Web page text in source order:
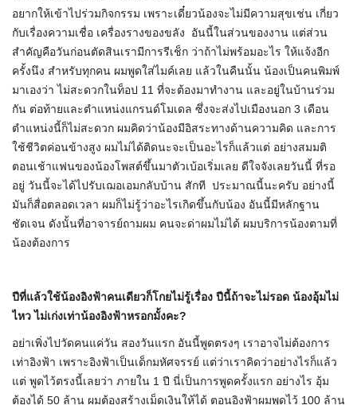
อยากให้เข้าไปร่วมกิจกรรม เพราะเดี๋ยวน้องจะไม่มีความสุขเช่น เกี่ยว
กับเรื่องความเชื่อ เครื่องรางของขลัง อันนี้ในส่วนของงาน แต่ส่วน
สำคัญคือวันก่อนตัดสินเรามีการรีเช็ก ว่าถ้าไม่พร้อมอะไร ให้แจ้งอีก
ครั้งนึง สำหรับทุกคน ผมพูดใส่ไมค์เลย แล้วในคืนนั้น น้องเป็นคนพิมพ์
มาเองว่า ไม่สะดวกในท็อป 11 ที่จะต้องมาทำงาน และอยู่ในบ้านร่วม
กัน ต่อท้ายและตำแหน่งแกรนด์โมเดล ซึ่งจะส่งไปเมืองนอก 3 เดือน
ตำแหน่งนี้ก็ไม่สะดวก ผมคิดว่าน้องมีอิสระทางด้านความคิด และการ
ใช้ชีวิตค่อนข้างสูง ผมไม่ได้ติดนะจะเป็นอะไรก็แล้วแต่ อย่างสมมติ
ตอนเช้าแฟนของน้องโพสต์ขึ้นมาตัวเบ้อเริ่มเลย ดีใจจังเลยวันนี้ ที่รอ
อยู่ วันนี้จะได้ไปรับเฌอเอมกลับบ้าน สักที ประมาณนี้นะครับ อย่างนี้
มันก็สื่อตลอดเวลา ผมก็ไม่รู้ว่าอะไรเกิดขึ้นกับน้อง อันนี้มีหลักฐาน
ชัดเจน ดังนั้นที่อาจารย์ถามผม คนจะด่าผมไม่ได้ ผมบริการน้องตามที่
น้องต้องการ
ปีที่แล้วใช้น้องอิงฟ้าคนเดียวก็โกยไม่รู้เรื่อง ปีนี้ถ้าจะไม่รอด น้องอุ้มไม่
ไหว ไม่เก่งเท่าน้องอิงฟ้าหรอกมั้งคะ?
อย่าเพิ่งไปวัดคนแค่วัน สองวันแรก อันนี้พูดตรงๆ เราอาจไม่ต้องการ
เท่าอิงฟ้า เพราะอิงฟ้าเป็นเด็กมหัศจรรย์ แต่ว่าเราคิดว่าอย่างไรก็แล้ว
แต่ พูดไว้ตรงนี้เลยว่า ภายใน 1 ปี นี่เป็นการพูดครั้งแรก อย่างไร อุ้ม
ต้องได้ 50 ล้าน ผมต้องสร้างเม็ดเงินให้ได้ ตอนอิงฟ้าผมพูดไว้ 100 ล้าน